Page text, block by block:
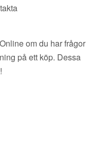
om du har frågor
på ett köp. Dessa